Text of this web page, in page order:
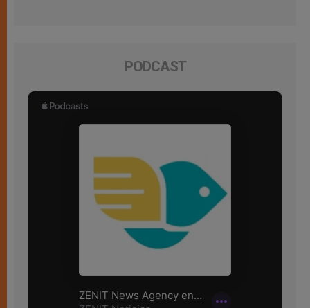
PODCAST